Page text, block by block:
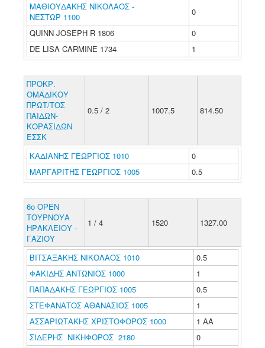
ΜΑΘΙΟΥΔΑΚΗΣ ΝΙΚΟΛΑΟΣ -
ΝΕΣΤΩΡ 1100
0
QUINN JOSEPH R 1806
0
DE LISA CARMINE 1734
1
ΠΡΟΚΡ.
ΟΜΑΔΙΚΟΥ
ΠΡΩΤ/ΤΟΣ
ΠΑΙΔΩΝ-
ΚΟΡΑΣΙΔΩΝ
ΕΣΣΚ
0.5 / 2 1007.5 814.50
ΚΑΔΙΑΝΗΣ ΓΕΩΡΓΙΟΣ 1010
0
ΜΑΡΓΑΡΙΤΗΣ ΓΕΩΡΓΙΟΣ 1005
0.5
6ο ΟΡΕΝ
ΤΟΥΡΝΟΥΑ
ΗΡΑΚΛΕΙΟΥ -
ΓΑΖΙΟΥ
1 / 4 1520 1327.00
ΒΙΤΣΑΞΑΚΗΣ ΝΙΚΟΛΑΟΣ 1010
0.5
ΦΑΚΙΔΗΣ ΑΝΤΩΝΙΟΣ 1000
1
ΠΑΠΑΔΑΚΗΣ ΓΕΩΡΓΙΟΣ 1005
0.5
ΣΤΕΦΑΝΑΤΟΣ ΑΘΑΝΑΣΙΟΣ 1005
1
ΑΣΣΑΡΙΩΤΑΚΗΣ ΧΡΙΣΤΟΦΟΡΟΣ 1000
1 ΑΑ
ΣΙΔΕΡΗΣ ΝΙΚΗΦΟΡΟΣ 2180
0